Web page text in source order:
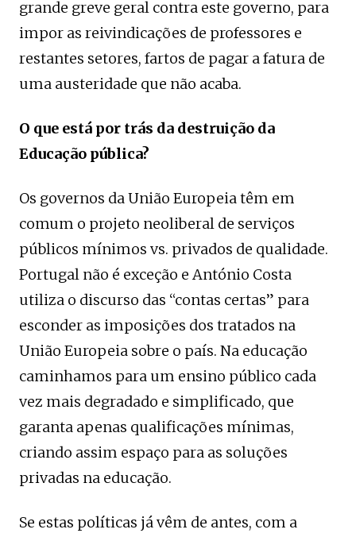
grande greve geral contra este governo, para
impor as reivindicações de professores e
restantes setores, fartos de pagar a fatura de
uma austeridade que não acaba.
O que está por trás da destruição da
Educação pública?
Os governos da União Europeia têm em
comum o projeto neoliberal de serviços
públicos mínimos vs. privados de qualidade.
Portugal não é exceção e António Costa
utiliza o discurso das “contas certas” para
esconder as imposições dos tratados na
União Europeia sobre o país. Na educação
caminhamos para um ensino público cada
vez mais degradado e simplificado, que
garanta apenas qualificações mínimas,
criando assim espaço para as soluções
privadas na educação.
Se estas políticas já vêm de antes, com a